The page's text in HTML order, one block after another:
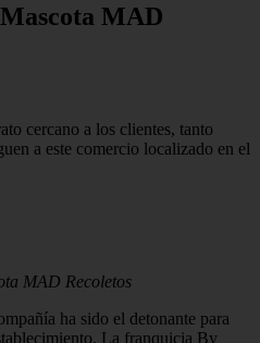
MAD
cercano a los clientes, tanto
a este comercio localizado en el
MAD Recoletos
ha sido el detonante para
La fran­quicia By